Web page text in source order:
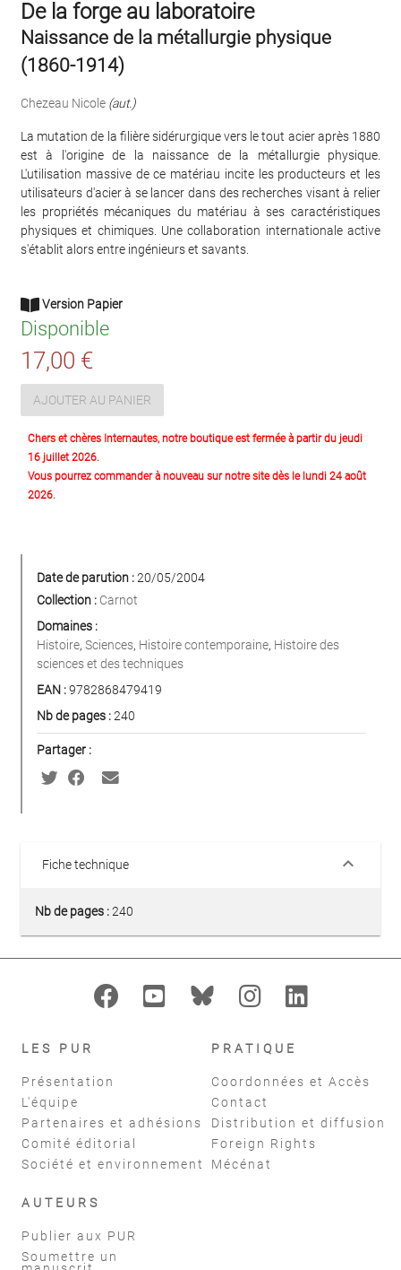
De la forge au laboratoire
Naissance de la métallurgie physique
(1860-1914)
Chezeau Nicole (aut.)
La mutation de la filière sidérurgique vers le tout acier après 1880
est à l'origine de la naissance de la métallurgie physique.
L'utilisation massive de ce matériau incite les producteurs et les
utilisateurs d'acier à se lancer dans des recherches visant à relier
les propriétés mécaniques du matériau à ses caractéristiques
physiques et chimiques. Une collaboration internationale active
s'établit alors entre ingénieurs et savants.
Version Papier
Disponible
17,00 €
AJOUTER AU PANIER
Chers et chères Internautes, notre boutique est fermée à partir du jeudi
16 juillet 2026.
Vous pourrez commander à nouveau sur notre site dès le lundi 24 août
2026.
Date de parution :20/05/2004
Collection : Carnot
Domaines :
Histoire, Sciences, Histoire contemporaine, Histoire des
sciences et des techniques
EAN :9782868479419
Nb de pages :240
Partager :
Fiche technique keyboard_arrow_down
Nb de pages :240
LES PUR
Présentation
L'équipe
Partenaires et adhésions
Comité éditorial
Société et environnement
PRATIQUE
Coordonnées et Accès
Contact
Distribution et diffusion
Foreign Rights
Mécénat
AUTEURS
Publier aux PUR
Soumettre un